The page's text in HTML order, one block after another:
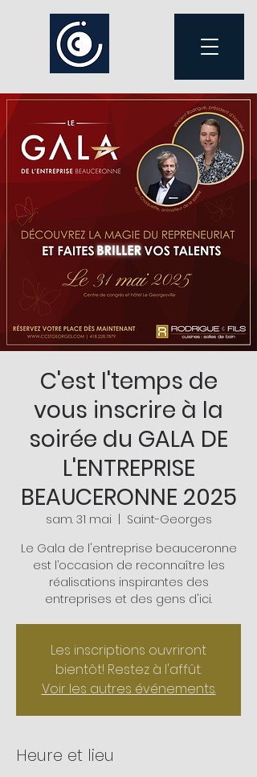
C'est l'temps de
vous inscrire à la
soirée du GALA DE
L'ENTREPRISE
BEAUCERONNE 2025
sam. 31 mai
Saint-Georges
Le Gala de l'entreprise beauceronne
est l’occasion de reconnaître les
réalisations inspirantes des
entreprises et des gens d'ici.
Les inscriptions ouvriront
bientôt! Restez à l'affût.
Voir les autres événements.
Heure et lieu